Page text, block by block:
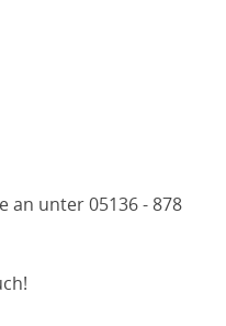
an unter 05136 - 878